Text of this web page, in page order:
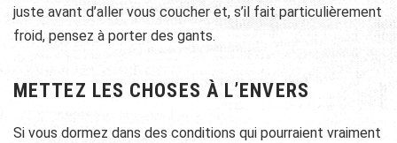
juste avant d’aller vous coucher et, s’il fait particulièrement
froid, pensez à porter des gants.
METTEZ LES CHOSES À L’ENVERS
Si vous dormez dans des conditions qui pourraient vraiment